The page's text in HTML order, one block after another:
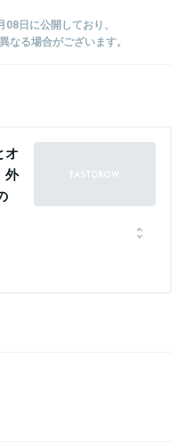
日に公開しており、
なる場合がございます。
オ
外
ア、中東地域のテック動向を